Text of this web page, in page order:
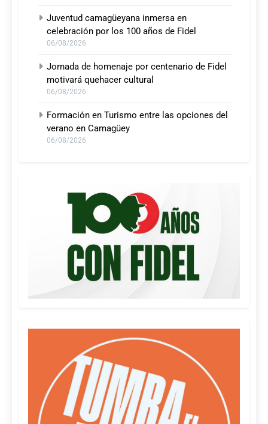
Juventud camagüeyana inmersa en
celebración por los 100 años de Fidel
06/08/2026
Jornada de homenaje por centenario de Fidel
motivará quehacer cultural
06/08/2026
Formación en Turismo entre las opciones del
verano en Camagüey
06/08/2026